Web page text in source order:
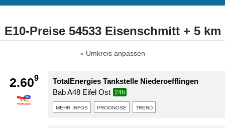
E10-Preise 54533 Eisenschmitt + 5 km
Umkreis anpassen
2.609
TotalEnergies Tankstelle Niederoefflingen
Bab A48 Eifel Ost
24h
mehr infos prognose trend